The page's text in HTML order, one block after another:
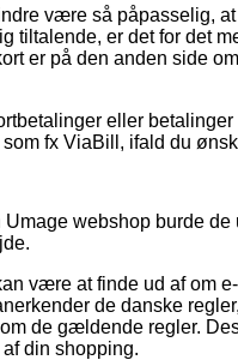
være så påpasselig,
tiltalende, er det for det
er på den anden side
eller
fx ViaBill, ifald du
webshop burde
være at finde ud af om
de danske
de gældende regler.
din shopping.